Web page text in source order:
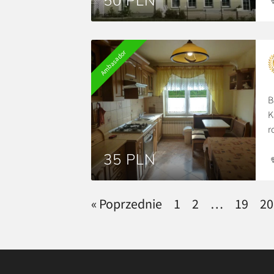
Ambasador
35 PLN
« Poprzednie 1 2 … 19 20